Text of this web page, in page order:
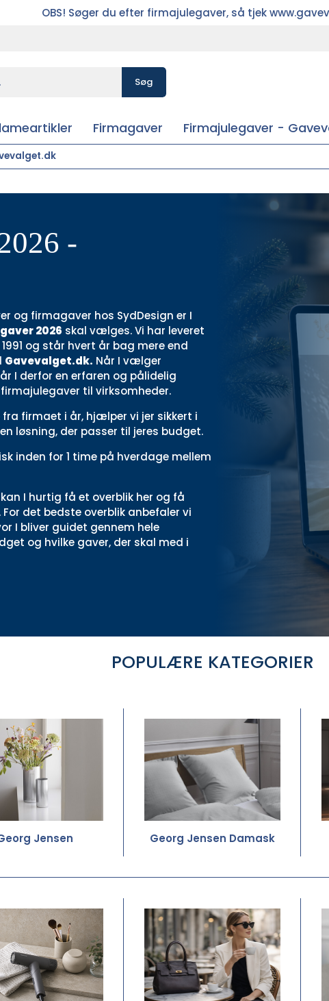
OBS! Søger du efter firmajulegaver, så tjek
Søg
Firmagaver Firmajulegaver -
-
og firmagaver hos SydDesign er I
2026 skal vælges. Vi har leveret
og står hvert år bag mere end
Gavevalget.dk. Når I vælger
I derfor en erfaren og pålidelig
til virksomheder.
firmaet i år, hjælper vi jer sikkert i
løsning, der passer til jeres budget.
inden for 1 time på hverdage mellem
I hurtig få et overblik her og få
det bedste overblik anbefaler vi
I bliver guidet gennem hele
og hvilke gaver, der skal med i
POPULÆRE KATEGORIER
Jensen Georg Jensen Damask